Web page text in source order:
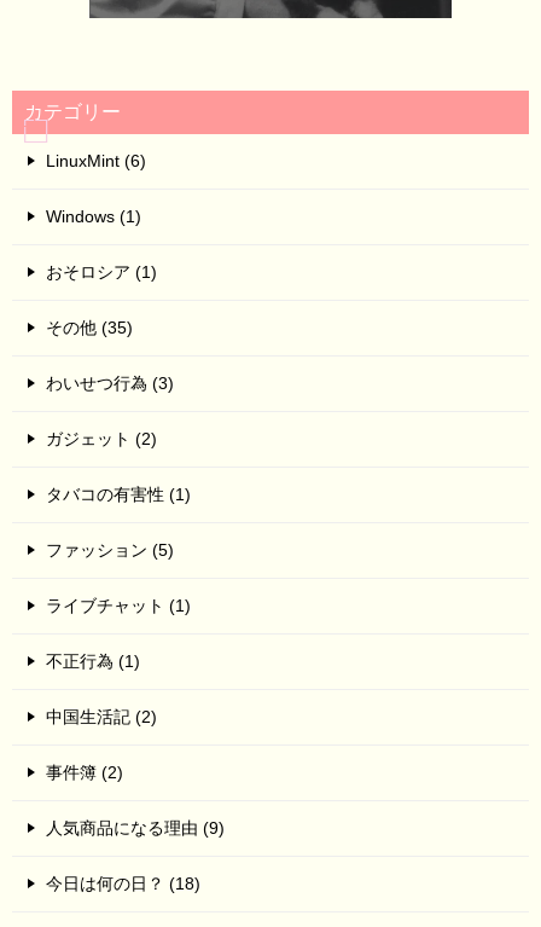
カテゴリー
LinuxMint (6)
Windows (1)
おそロシア (1)
その他 (35)
わいせつ行為 (3)
ガジェット (2)
タバコの有害性 (1)
ファッション (5)
ライブチャット (1)
不正行為 (1)
中国生活記 (2)
事件簿 (2)
人気商品になる理由 (9)
今日は何の日？ (18)